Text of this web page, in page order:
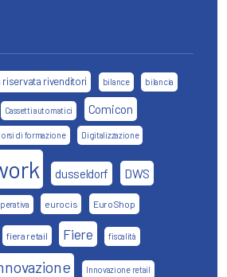
riservata rivenditori bilance bilancia
Cassetti automatici Comicon
di formazione Digitalizzazione
dusseldorf DWS
eurocis EuroShop
fiera retail Fiere fiscalità
Innovazione retail